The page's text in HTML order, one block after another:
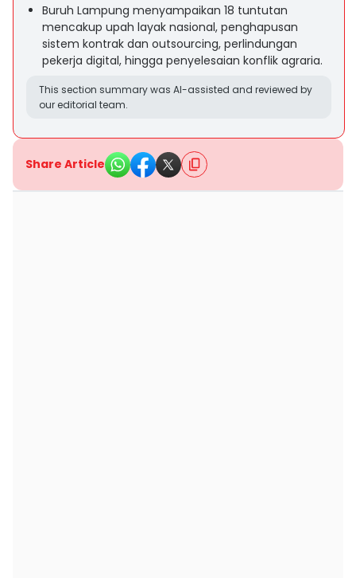
Buruh Lampung menyampaikan 18 tuntutan
mencakup upah layak nasional, penghapusan
sistem kontrak dan outsourcing, perlindungan
pekerja digital, hingga penyelesaian konflik agraria.
This section summary was AI-assisted and reviewed by
our editorial team.
Share Article